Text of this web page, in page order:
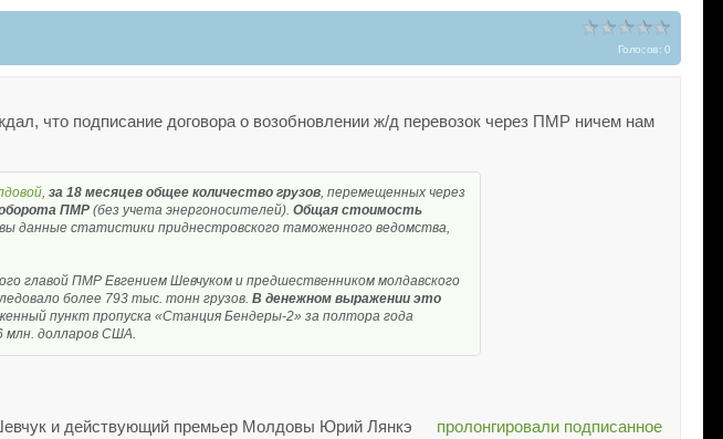
Голосов: 0
что подписание договора о возобновлении ж/д перевозок через ПМР ничем нам
,за 18 месяцев общее количество грузов , перемещенных через
ПМР (без учета энергоносителей).Общая стоимость
данные статистики приднестровского таможенного ведомства,
главой ПМР Евгением Шевчуком и предшественником молдавского
более 793 тыс. тонн грузов.В денежном выражении это
пункт пропуска «Станция Бендеры-2» за полтора года
млн. долларов США.
и действующий премьер Молдовы Юрий Лянкэ
пролонгировали подписанное